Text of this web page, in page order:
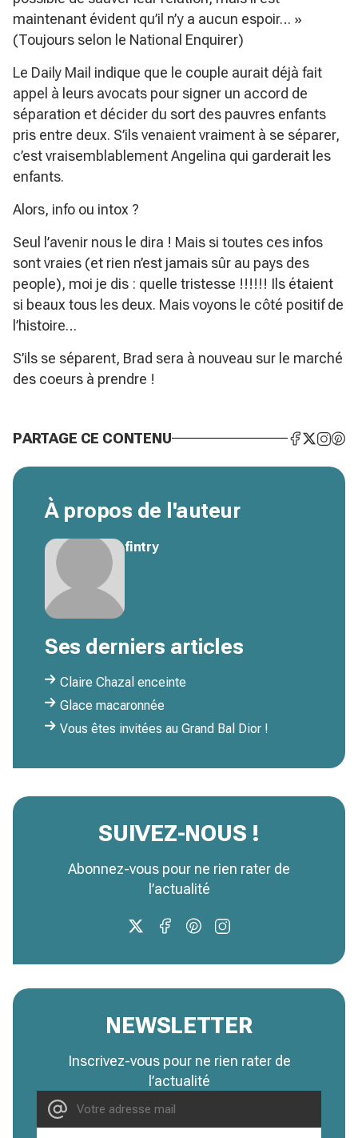
maintenant évident qu’il n’y a aucun espoir… »
(Toujours selon le National Enquirer)
Le Daily Mail indique que le couple aurait déjà fait
appel à leurs avocats pour signer un accord de
séparation et décider du sort des pauvres enfants
pris entre deux. S’ils venaient vraiment à se séparer,
c’est vraisemblablement Angelina qui garderait les
enfants.
Alors, info ou intox ?
Seul l’avenir nous le dira ! Mais si toutes ces infos
sont vraies (et rien n’est jamais sûr au pays des
people), moi je dis : quelle tristesse !!!!!! Ils étaient
si beaux tous les deux. Mais voyons le côté positif de
l’histoire…
S’ils se séparent, Brad sera à nouveau sur le marché
des coeurs à prendre !
PARTAGE CE CONTENU
À propos de l'auteur
fintry
Ses derniers articles
Claire Chazal enceinte
Glace macaronnée
Vous êtes invitées au Grand Bal Dior !
SUIVEZ-NOUS !
Abonnez-vous pour ne rien rater de
l’actualité
NEWSLETTER
Inscrivez-vous pour ne rien rater de
l’actualité